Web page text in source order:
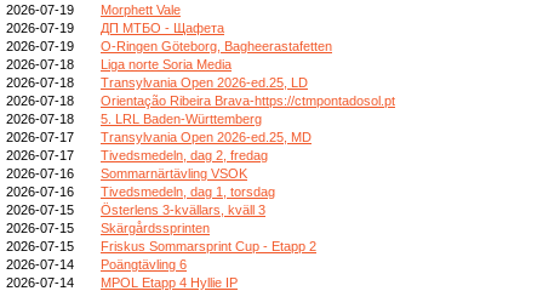
2026-07-19
Morphett Vale
2026-07-19
ДП МТБО - Щафета
2026-07-19
O-Ringen Göteborg, Bagheerastafetten
2026-07-18
Liga norte Soria Media
2026-07-18
Transylvania Open 2026-ed.25, LD
2026-07-18
Orientação Ribeira Brava-https://ctmpontadosol.pt
2026-07-18
5. LRL Baden-Württemberg
2026-07-17
Transylvania Open 2026-ed.25, MD
2026-07-17
Tivedsmedeln, dag 2, fredag
2026-07-16
Sommarnärtävling VSOK
2026-07-16
Tivedsmedeln, dag 1, torsdag
2026-07-15
Österlens 3-kvällars, kväll 3
2026-07-15
Skärgårdssprinten
2026-07-15
Friskus Sommarsprint Cup - Etapp 2
2026-07-14
Poängtävling 6
2026-07-14
MPOL Etapp 4 Hyllie IP